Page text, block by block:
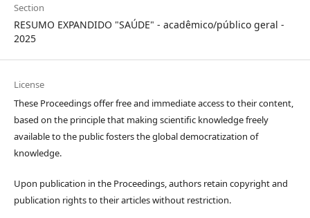
Section
RESUMO EXPANDIDO "SAÚDE" - acadêmico/público geral -
2025
License
These Proceedings offer free and immediate access to their content,
based on the principle that making scientific knowledge freely
available to the public fosters the global democratization of
knowledge.
Upon publication in the Proceedings, authors retain copyright and
publication rights to their articles without restriction.